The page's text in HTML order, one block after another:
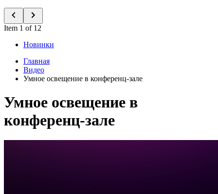
Item 1 of 12
Новинки
Главная
Видео
Умное освещение в конференц-зале
Умное освещение в
конференц-зале